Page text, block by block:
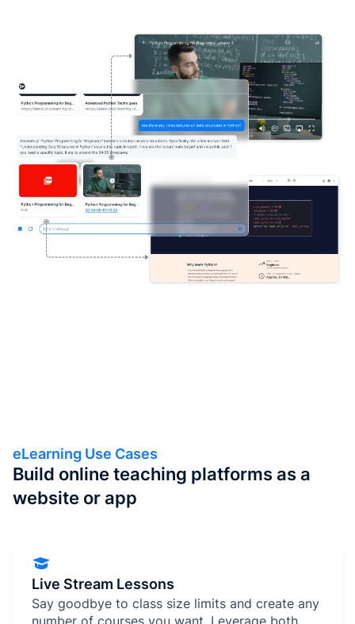
eLearning Use Cases
Build online teaching platforms as a
website or app
Live Stream Lessons
Say goodbye to class size limits and create any
number of courses you want. Leverage both